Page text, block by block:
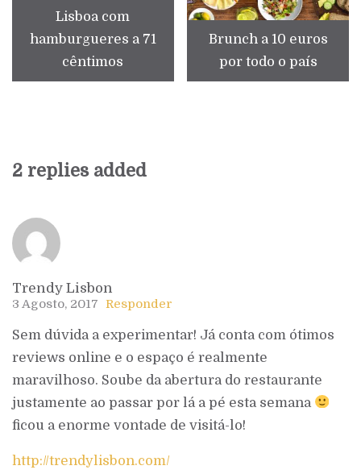
Lisboa com
hamburgueres a 71
cêntimos
Brunch a 10 euros
por todo o país
2 replies added
Trendy Lisbon
3 Agosto, 2017 Responder
Sem dúvida a experimentar! Já conta com ótimos
reviews online e o espaço é realmente
maravilhoso. Soube da abertura do restaurante
justamente ao passar por lá a pé esta semana
ficou a enorme vontade de visitá-lo!
http://trendylisbon.com/